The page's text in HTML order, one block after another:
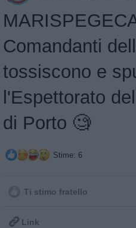
Comandanti
tossiscono e
l'Espettorato
di Porto 🧐
Stime: 6
Ti stimo fratello
 Link